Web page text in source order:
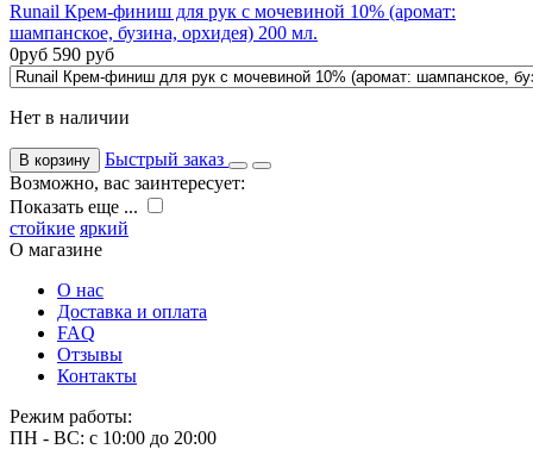
Runail Крем-финиш для рук с мочевиной 10% (аромат:
шампанское, бузина, орхидея) 200 мл.
0руб 590 руб
Нет в наличии
В корзину
Быстрый заказ
Возможно, вас заинтересует:
Показать еще ...
стойкие яркий
О магазине
О нас
Доставка и оплата
FAQ
Отзывы
Контакты
Режим работы:
ПН - ВС: с 10:00 до 20:00